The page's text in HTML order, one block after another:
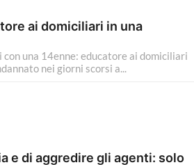
ai domiciliari in una
una 14enne: educatore ai domiciliari
nei giorni scorsi a...
e di aggredire gli agenti: solo